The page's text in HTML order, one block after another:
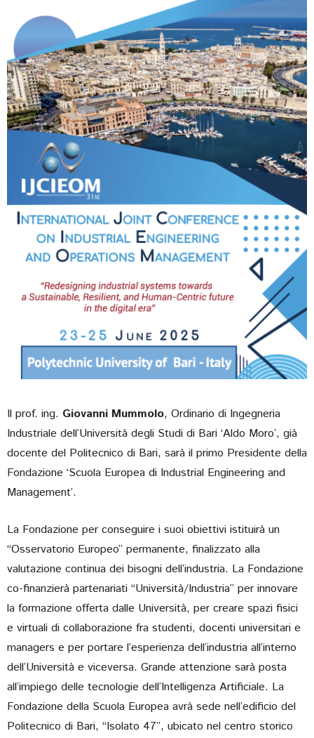
Il prof. ing. Giovanni Mummolo, Ordinario di Ingegneria
Industriale dell’Università degli Studi di Bari ‘Aldo Moro’, già
docente del Politecnico di Bari, sarà il primo Presidente della
Fondazione ‘Scuola Europea di Industrial Engineering and
Management’.
La Fondazione per conseguire i suoi obiettivi istituirà un
“Osservatorio Europeo” permanente, finalizzato alla
valutazione continua dei bisogni dell’industria. La Fondazione
co-finanzierà partenariati “Università/Industria” per innovare
la formazione offerta dalle Università, per creare spazi fisici
e virtuali di collaborazione fra studenti, docenti universitari e
managers e per portare l’esperienza dell’industria all’interno
dell’Università e viceversa. Grande attenzione sarà posta
all’impiego delle tecnologie dell’Intelligenza Artificiale. La
Fondazione della Scuola Europea avrà sede nell’edificio del
Politecnico di Bari, “Isolato 47”, ubicato nel centro storico